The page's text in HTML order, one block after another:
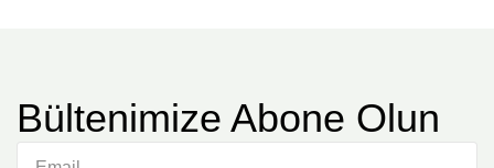
Bültenimize Abone Olun